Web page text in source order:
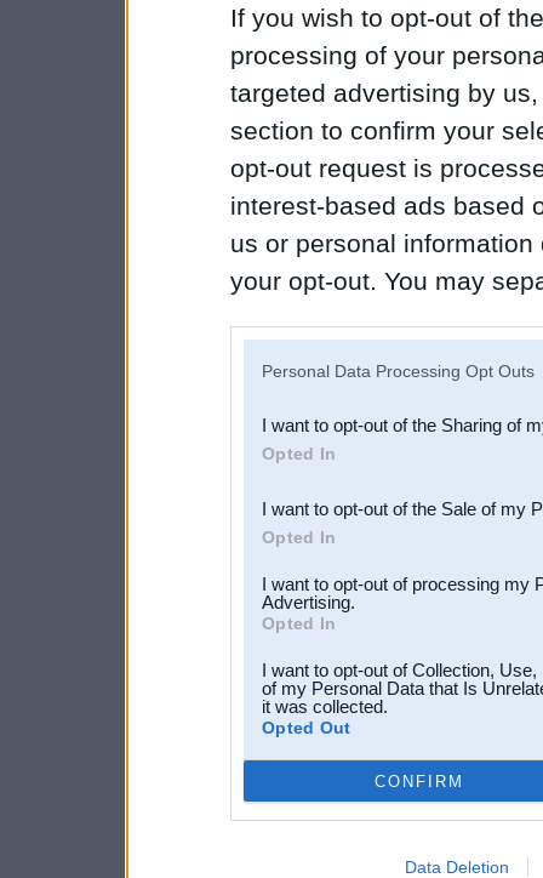
If you wish to opt-out of
processing of your
targeted advertising by
section to confirm your
opt-out request is
interest-based ads based
us or personal
your opt-out. You may
Downstream Participants
third parties.
Personal Data Processing Opt Outs
I want to opt-out of the Sharing of
Opted In
I want to opt-out of the Sale of my
Opted In
I want to opt-out of processing my
Advertising.
Opted In
I want to opt-out of Collection,
of my Personal Data that Is
it was collected.
Opted Out
CONFIRM
Data Deletion